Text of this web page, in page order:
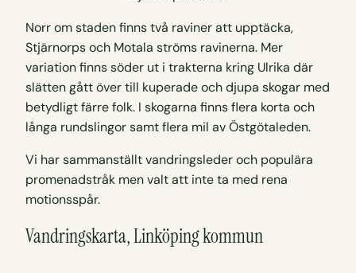
Norr om staden finns två raviner att upptäcka,
Stjärnorps och Motala ströms ravinerna. Mer
variation finns söder ut i trakterna kring Ulrika där
slätten gått över till kuperade och djupa skogar med
betydligt färre folk. I skogarna finns flera korta och
långa rundslingor samt flera mil av Östgötaleden.
Vi har sammanställt vandringsleder och populära
promenadstråk men valt att inte ta med rena
motionsspår.
Vandringskarta, Linköping kommun